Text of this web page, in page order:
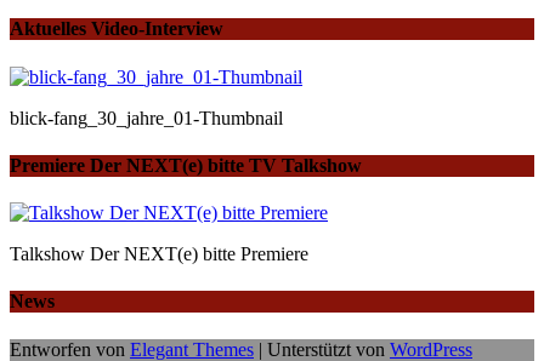
Aktuelles Video-Interview
blick-fang_30_jahre_01-Thumbnail
Premiere Der NEXT(e) bitte TV Talkshow
Talkshow Der NEXT(e) bitte Premiere
News
Entworfen von Elegant Themes | Unterstützt von WordPress